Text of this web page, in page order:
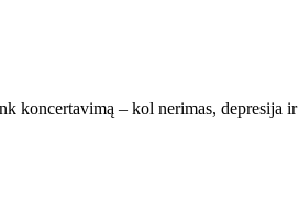
koncertavimą – kol nerimas, depresija